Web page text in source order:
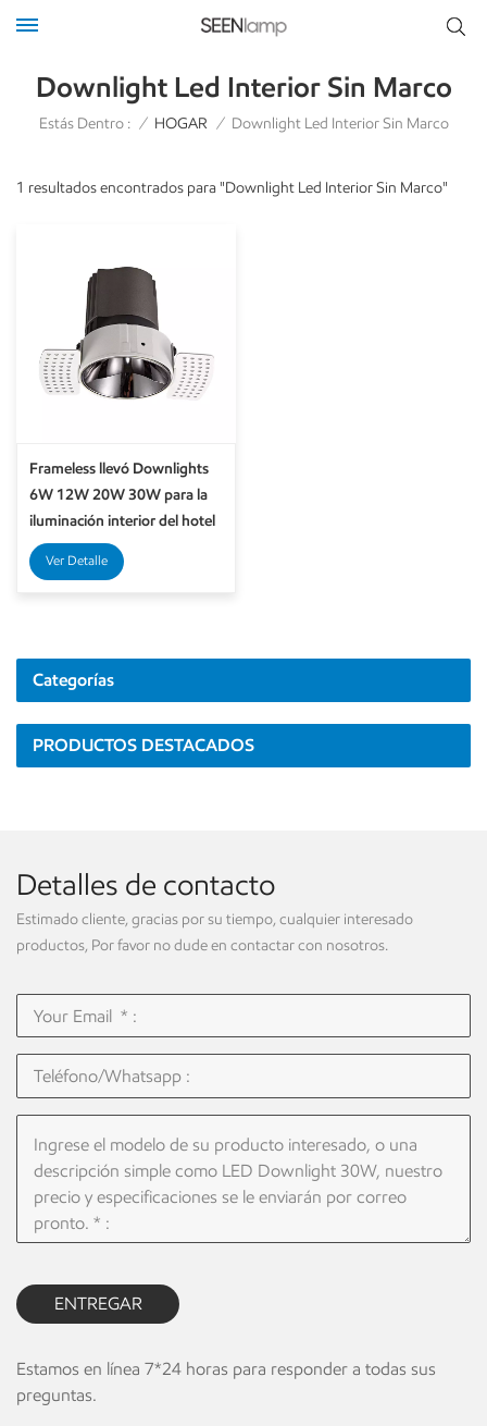
Downlight Led Interior Sin Marco
Estás Dentro : / HOGAR / Downlight Led Interior Sin Marco
1 resultados encontrados para "Downlight Led Interior Sin Marco"
Frameless llevó Downlights
6W 12W 20W 30W para la
iluminación interior del hotel
Ver Detalle
Categorías
PRODUCTOS DESTACADOS
Detalles de contacto
Estimado cliente, gracias por su tiempo, cualquier interesado
productos, Por favor no dude en contactar con nosotros.
ENTREGAR
Estamos en línea 7*24 horas para responder a todas sus
preguntas.